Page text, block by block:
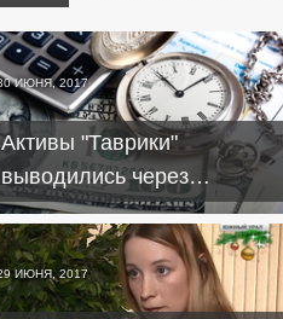
ИЮНЯ, 2017
Активы "Таврики"
выводились через
кредитования
аффилированных с банком
лиц
ИЮНЯ, 2017